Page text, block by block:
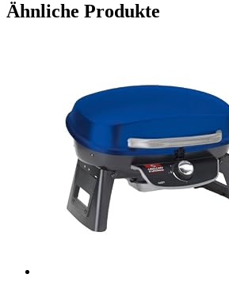
Ähnliche Produkte